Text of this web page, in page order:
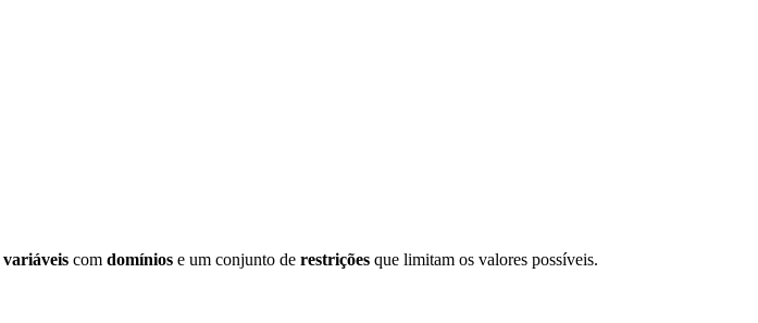
variáveis com domínios e um conjunto de restrições que limitam os valores possíveis.